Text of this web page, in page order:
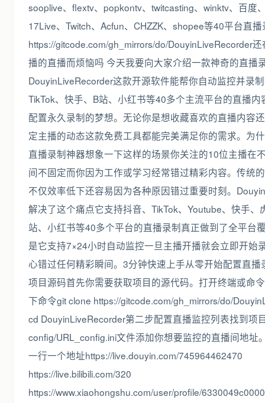
sooplive、flextv、popkontv、twitcasting、winktv、百度
17Live、Twitch、Acfun、CHZZK、shopee等40平台直
https://gitcode.com/gh_mirrors/do/DouyinLiveRecorder
播的直播而烦恼吗 今天我要向大家介绍一款神奇的直
DouyinLiveRecorder这款开源软件能帮你自动监控并录
TikTok、快手、B站、小红书等40多个主流平台的直播内
配置永久录制的梦想。无论你是想收藏喜欢的直播内容
定主播的动态这款免费工具都能完美满足你的需求。为
直播录制神器想象一下这样的场景你关注的10位主播在
间不固定而你因为工作或学习经常错过精彩内容。传统
不仅效率低下还容易因为各种原因错过重要时刻。
解决了这个痛点它支持抖音、TikTok、Youtube、快手、
站、小红书等40多个平台的直播录制真正做到了全平台
是它支持7×24小时自动监控一旦主播开播就会立即开始
心错过任何精彩瞬间。3分钟快速上手从零开始配置直播
项目源码首先你需要获取项目的源代码。打开终端或命
下命令git clone https://gitcode.com/gh_mirrors/do/
cd DouyinLiveRecorder第二步配置直播监控列表找到项
config/URL_config.ini文件添加你想要监控的直播间地址
一行一个地址https://live.douyin.com/745964462470
https://live.bilibili.com/320
https://www.xiaohongshu.com/user/profile/